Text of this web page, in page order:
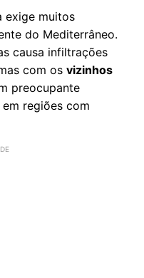
exige muitos
do Mediterrâneo.
causa infiltrações
com os vizinhos
preocupante
regiões com